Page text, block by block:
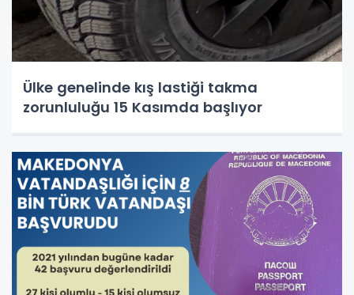
Ülke genelinde kış lastiği takma
zorunluluğu 15 Kasımda başlıyor